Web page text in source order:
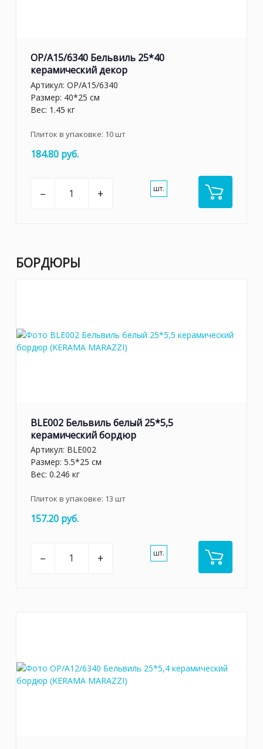
OP/A15/6340 Бельвиль 25*40
керамический декор
Артикул: OP/A15/6340
Размер: 40*25 см
Вес: 1.45 кг
Плиток в упаковке: 10шт
184.80 руб.
– + шт.
БОРДЮРЫ
BLE002 Бельвиль белый 25*5,5
керамический бордюр
Артикул: BLE002
Размер: 5.5*25 см
Вес: 0.246 кг
Плиток в упаковке: 13 шт
157.20 руб.
– + шт.